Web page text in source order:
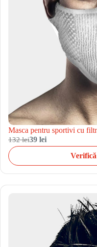
Masca pentru sportivi cu
132 lei39 lei